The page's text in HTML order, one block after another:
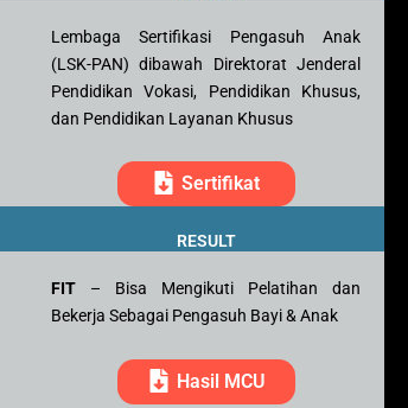
Lembaga Sertifikasi Pengasuh Anak
(LSK-PAN) dibawah Direktorat Jenderal
Pendidikan Vokasi, Pendidikan Khusus,
dan Pendidikan Layanan Khusus
Sertifikat
RESULT
FIT – Bisa Mengikuti Pelatihan dan
Bekerja Sebagai Pengasuh Bayi & Anak
Hasil MCU